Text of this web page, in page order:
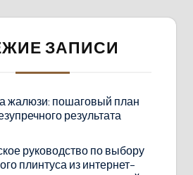
ЗАПИСИ
жалюзи: пошаговый план
результата
руководство по выбору
плинтуса из интернет-